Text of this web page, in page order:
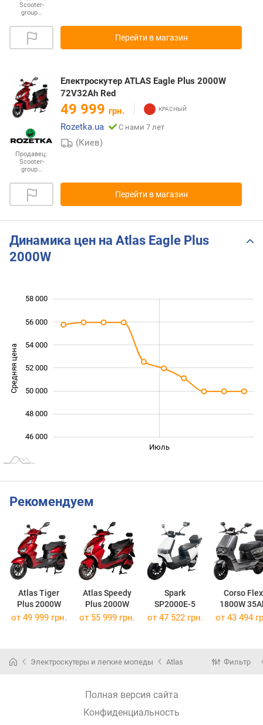
Scooter-
group…
Перейти в магазин
Продавец:
Scooter-
group…
Електроскутер ATLAS Eagle Plus 2000W
72V32Ah Red
49 999 грн.
Rozetka.ua
С нами 7 лет
(Киев)
Перейти в магазин
Динамика цен на Atlas Eagle Plus
2000W
Средняя цена 46 000
46 000
48 000
50 000
52 000
54 000
56 000
58 000
Июль
Рекомендуем
Atlas Tiger
Plus 2000W
Atlas Speedy
Plus 2000W
Spark
SP2000E-5
Corso Flex
1800W
от 49 999 грн. от 55 999 грн. от 47 522 грн. от 43 494
Электроскутеры и легкие мопеды Atlas Фильтр
Полная версия сайта
Конфиденциальность